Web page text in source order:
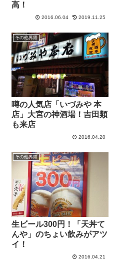
高！
2016.06.04 2019.11.25
その他界隈
噂の人気店「いづみや 本
店」大宮の神酒場！吉田類
も来店
2016.04.20
その他界隈
生ビール300円！「天丼て
んや」のちょい飲みがアツ
イ！
2016.04.21